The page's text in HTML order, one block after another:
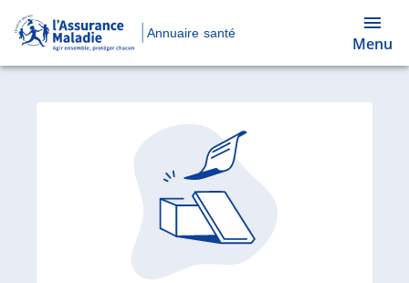
Annuaire santé
Menu